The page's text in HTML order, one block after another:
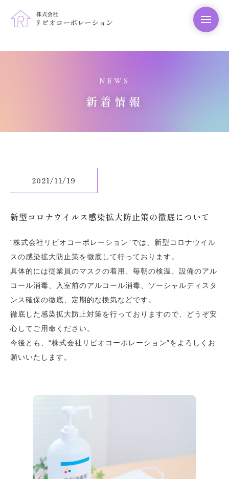
NEWS
新着情報
2021/11/19
新型コロナウイルス感染拡大防止策の徹底について
“株式会社リビオコーポレーション”では、新型コロナウイル
スの感染拡大防止策を徹底して行っております。
具体的には従業員のマスクの着用、毎朝の検温、設備のアル
コール消毒、入室前のアルコール消毒、ソーシャルディスタ
ンス確保の徹底、定期的な換気などです。
徹底した感染拡大防止対策を行っておりますので、どうぞ安
心してご用命ください。
今後とも、“株式会社リビオコーポレーション”をよろしくお
願いいたします。